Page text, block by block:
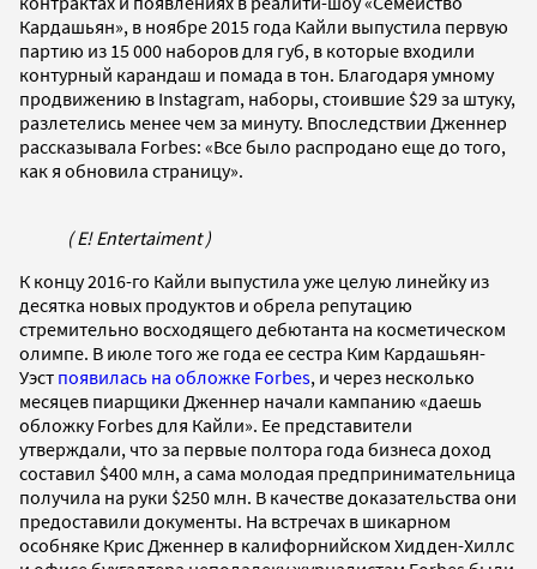
Кардашьян», в ноябре 2015 года Кайли выпустила первую
партию из 15 000 наборов для губ, в которые входили
контурный карандаш и помада в тон. Благодаря умному
продвижению в Instagram, наборы, стоившие $29 за штуку,
разлетелись менее чем за минуту. Впоследствии Дженнер
рассказывала Forbes: «Все было распродано еще до того,
как я обновила страницу».
( E! Entertaiment )
К концу 2016-го Кайли выпустила уже целую линейку из
десятка новых продуктов и обрела репутацию
стремительно восходящего дебютанта на косметическом
олимпе. В июле того же года ее сестра Ким Кардашьян-
Уэст появилась на обложке Forbes, и через несколько
месяцев пиарщики Дженнер начали кампанию «даешь
обложку Forbes для Кайли». Ее представители
утверждали, что за первые полтора года бизнеса доход
составил $400 млн, а сама молодая предпринимательница
получила на руки $250 млн. В качестве доказательства они
предоставили документы. На встречах в шикарном
особняке Крис Дженнер в калифорнийском Хидден-Хиллс